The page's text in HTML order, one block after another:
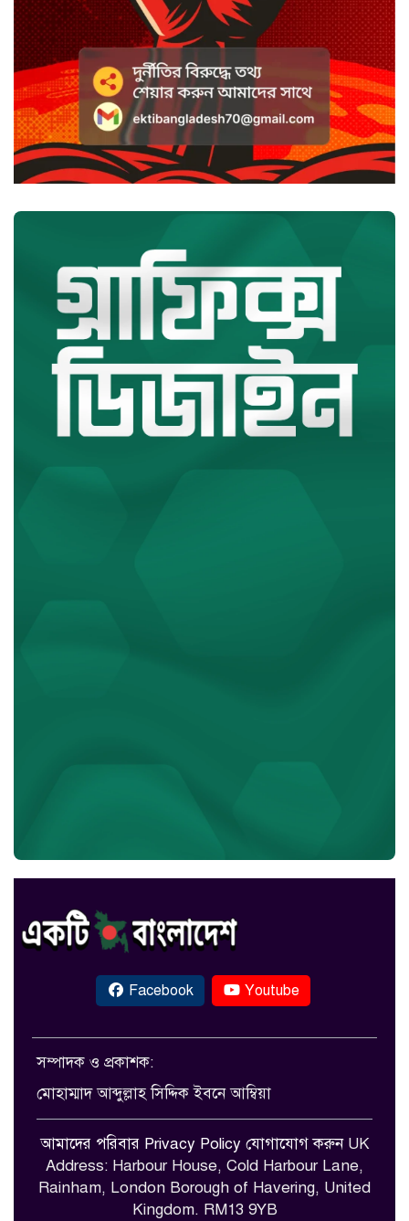
সৌদি আরবে হুতি হামলায় শিশুসহ
আহত ১১
Facebook Youtube
সম্পাদক ও প্রকাশক:
মোহাম্মাদ আব্দুল্লাহ সিদ্দিক ইবনে আম্বিয়া
আমাদের পরিবার Privacy Policy যোগাযোগ করুনUK
Address: Harbour House, Cold Harbour Lane,
Rainham, London Borough of Havering, United
Kingdom. RM13 9YB